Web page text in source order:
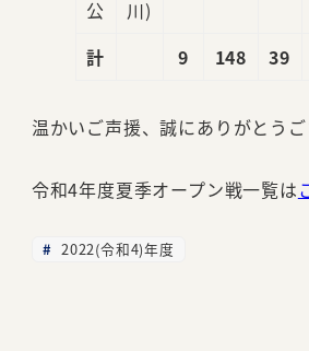
公
川)
計 9 148 39
温かいご声援、誠にありがとうご
令和4年度夏季オープン戦一覧は
2022(令和4)年度